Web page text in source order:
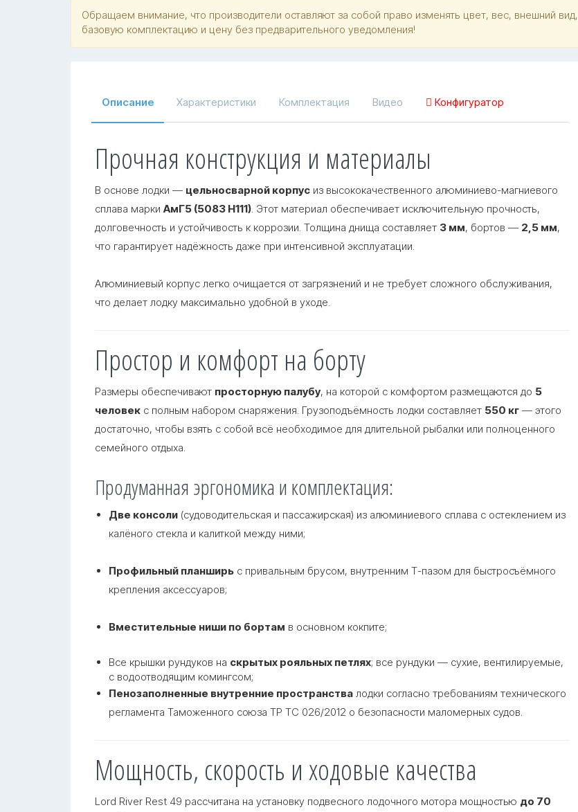
Обращаем внимание, что производители оставляют за собой право изменять цвет, вес, внешний вид,
базовую комплектацию и цену без предварительного уведомления!
Описание Характеристики Комплектация Видео Конфигуратор
Прочная конструкция и материалы
В основе лодки — цельносварной корпус из высококачественного алюминиево-магниевого
сплава марки АмГ5 (5083 Н111) . Этот материал обеспечивает исключительную прочность,
долговечность и устойчивость к коррозии . Толщина днища составляет 3 мм, бортов — 2,5 мм,
что гарантирует надёжность даже при интенсивной эксплуатации.
Алюминиевый корпус легко очищается от загрязнений и не требует сложного обслуживания,
что делает лодку максимально удобной в уходе
Простор и комфорт на борту
Размеры обеспечивают просторную палубу, на которой с комфортом размещаются до 5
человек с полным набором снаряжения . Грузоподъёмность лодки составляет 550 кг — этого
достаточно, чтобы взять с собой всё необходимое для длительной рыбалки или полноценного
семейного отдыха
Продуманная эргономика и комплектация:
Две консоли (судоводительская и пассажирская) из алюминиевого сплава с остеклением из
калёного стекла и калиткой между ними;
Профильный планширь с привальным брусом, внутренним Т-пазом для быстросъёмного
крепления аксессуаров;
Вместительные ниши по бортам в основном кокпите;
Все крышки рундуков на скрытых рояльных петлях; все рундуки — сухие, вентилируемые,
с водоотводящим комингсом;
Пенозаполненные внутренние пространства лодки согласно требованиям технического
регламента Таможенного союза ТР ТС 026/2012 о безопасности маломерных судов
Мощность, скорость и ходовые качества
Lord River Rest 49 рассчитана на установку подвесного лодочного мотора мощностью до 70